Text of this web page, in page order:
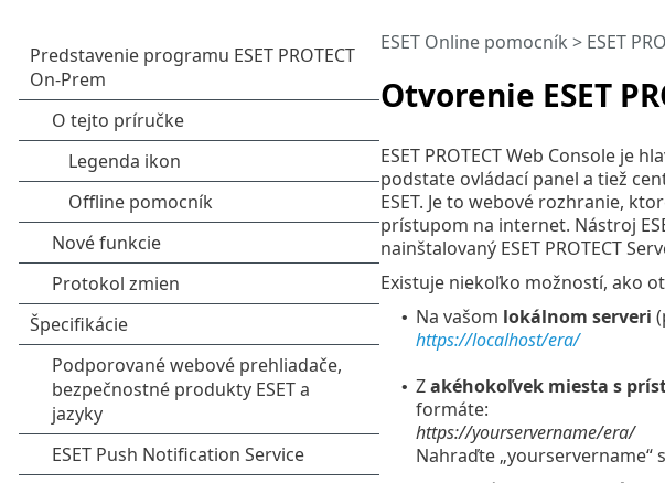
Otvorenie ESET
ESET Online pomocník > ESET
ESET PROTECT Web Console je
podstate ovládací panel a tiež
ESET. Je to webové rozhranie,
prístupom na internet. Nástroj
nainštalovaný ESET PROTECT
Existuje niekoľko možností, ako
• Na vašom lokálnom serveri
https://localhost/era/
• Zakéhokoľvek miesta s
formáte:
https://yourservername/era/
Nahraďte „yourservername“